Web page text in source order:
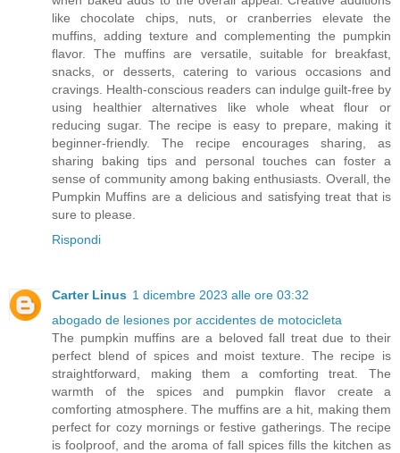
like chocolate chips, nuts, or cranberries elevate the
muffins, adding texture and complementing the pumpkin
flavor. The muffins are versatile, suitable for breakfast,
snacks, or desserts, catering to various occasions and
cravings. Health-conscious readers can indulge guilt-free by
using healthier alternatives like whole wheat flour or
reducing sugar. The recipe is easy to prepare, making it
beginner-friendly. The recipe encourages sharing, as
sharing baking tips and personal touches can foster a
sense of community among baking enthusiasts. Overall, the
Pumpkin Muffins are a delicious and satisfying treat that is
sure to please.
Rispondi
Carter Linus 1 dicembre 2023 alle ore 03:32
abogado de lesiones por accidentes de motocicleta
The pumpkin muffins are a beloved fall treat due to their
perfect blend of spices and moist texture. The recipe is
straightforward, making them a comforting treat. The
warmth of the spices and pumpkin flavor create a
comforting atmosphere. The muffins are a hit, making them
perfect for cozy mornings or festive gatherings. The recipe
is foolproof, and the aroma of fall spices fills the kitchen as